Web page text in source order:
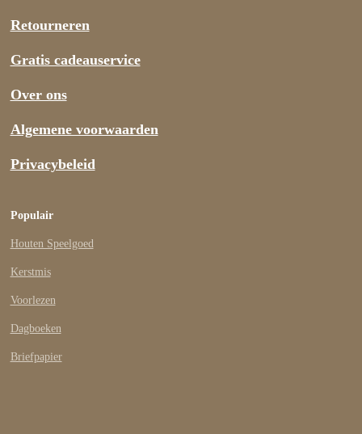
Retourneren
Gratis cadeauservice
Over ons
Algemene voorwaarden
Privacybeleid
Populair
Houten Speelgoed
Kerstmis
Voorlezen
Dagboeken
Briefpapier